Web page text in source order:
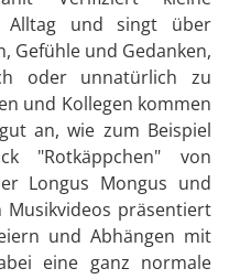
Alltag und singt über
Gefühle und Gedanken,
oder unnatürlich zu
und Kollegen kommen
an, wie zum Beispiel
"Rotkäppchen" von
Longus Mongus und
präsentiert
und Abhängen mit
eine ganz normale